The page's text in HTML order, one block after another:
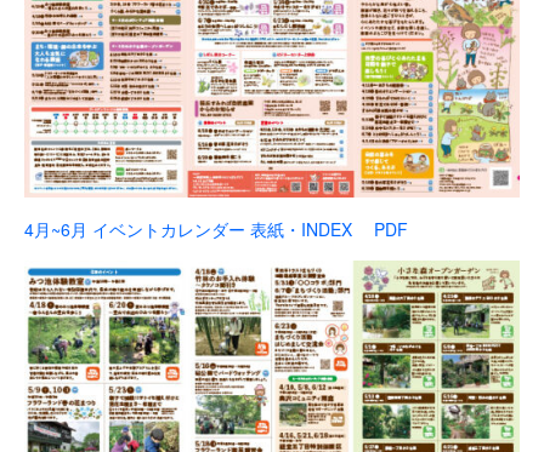
4月~6月 イベントカレンダー 表紙・INDEX PDF